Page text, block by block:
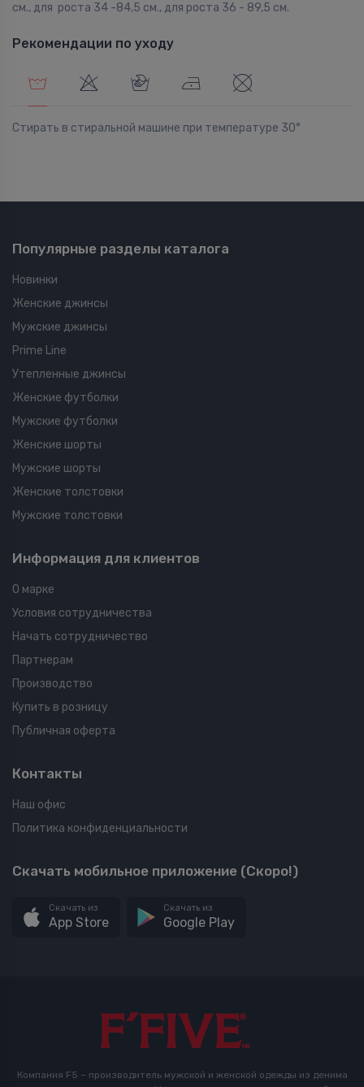
см., для роста 34 -84,5 см., для роста 36 - 89,5 см.
Рекомендации по уходу
Стирать в стиральной машине при температуре 30°
Популярные разделы каталога
Новинки
Женские джинсы
Мужские джинсы
Prime Line
Утепленные джинсы
Женские футболки
Мужские футболки
Женские шорты
Мужские шорты
Женские толстовки
Мужские толстовки
Информация для клиентов
О марке
Условия сотрудничества
Начать сотрудничество
Партнерам
Производство
Купить в розницу
Публичная оферта
Контакты
Наш офис
Политика конфиденциальности
Скачать мобильное приложение (Скоро!)
Скачать из
App Store
Скачать из
Google Play
Компания F5 – производитель мужской и женской одежды из денима